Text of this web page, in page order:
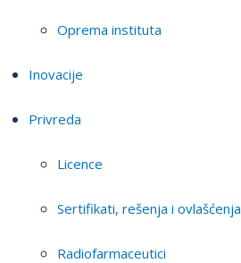
Oprema instituta
Inovacije
Privreda
Licence
Sertifikati, rešenja i ovlašćenja
Radiofarmaceutici